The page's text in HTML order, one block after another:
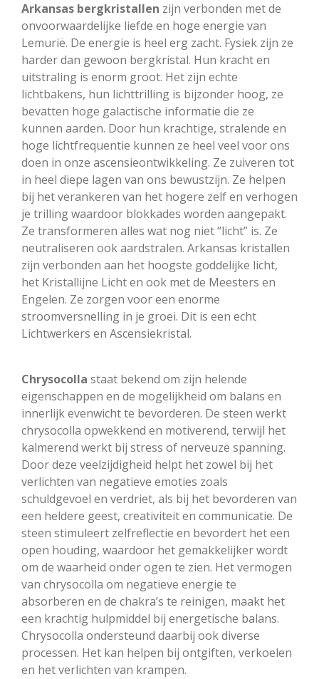
Arkansas bergkristallen zijn verbonden met de
onvoorwaardelijke liefde en hoge energie van
Lemurië. De energie is heel erg zacht. Fysiek zijn ze
harder dan gewoon bergkristal. Hun kracht en
uitstraling is enorm groot. Het zijn echte
lichtbakens, hun lichttrilling is bijzonder hoog, ze
bevatten hoge galactische informatie die ze
kunnen aarden. Door hun krachtige, stralende en
hoge lichtfrequentie kunnen ze heel veel voor ons
doen in onze ascensieontwikkeling. Ze zuiveren tot
in heel diepe lagen van ons bewustzijn. Ze helpen
bij het verankeren van het hogere zelf en verhogen
je trilling waardoor blokkades worden aangepakt.
Ze transformeren alles wat nog niet “licht” is. Ze
neutraliseren ook aardstralen. Arkansas kristallen
zijn verbonden aan het hoogste goddelijke licht,
het Kristallijne Licht en ook met de Meesters en
Engelen. Ze zorgen voor een enorme
stroomversnelling in je groei. Dit is een echt
Lichtwerkers en Ascensiekristal.
Chrysocolla staat bekend om zijn helende
eigenschappen en de mogelijkheid om balans en
innerlijk evenwicht te bevorderen. De steen werkt
chrysocolla opwekkend en motiverend, terwijl het
kalmerend werkt bij stress of nerveuze spanning.
Door deze veelzijdigheid helpt het zowel bij het
verlichten van negatieve emoties zoals
schuldgevoel en verdriet, als bij het bevorderen van
een heldere geest, creativiteit en communicatie. De
steen stimuleert zelfreflectie en bevordert het een
open houding, waardoor het gemakkelijker wordt
om de waarheid onder ogen te zien. Het vermogen
van chrysocolla om negatieve energie te
absorberen en de chakra’s te reinigen, maakt het
een krachtig hulpmiddel bij energetische balans.
Chrysocolla ondersteund daarbij ook diverse
processen. Het kan helpen bij ontgiften, verkoelen
en het verlichten van krampen.